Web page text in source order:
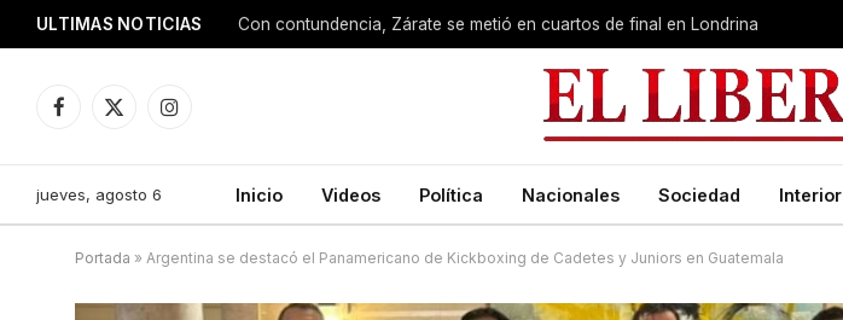
ULTIMAS NOTICIAS Con contundencia, Zárate se metió en cuartos de final en Londrina
Facebook
X
Instagram
jueves, agosto 6 Inicio Videos Política Nacionales Sociedad Interior
Portada » Argentina se destacó el Panamericano de Kickboxing de Cadetes y Juniors en Guatemala